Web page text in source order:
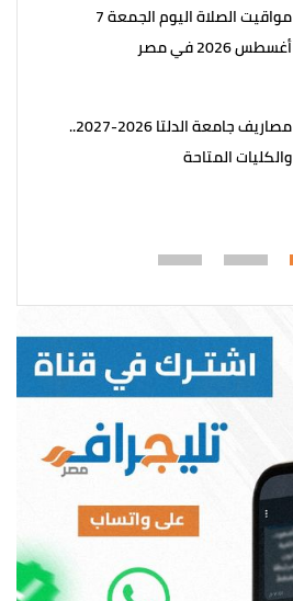
مواقيت الصلاة اليوم الجمعة 7
أغسطس 2026 في مصر
مصاريف جامعة الدلتا 2026-2027..
والكليات المتاحة